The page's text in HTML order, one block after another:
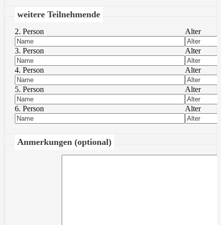
weitere Teilnehmende
2. Person Alter
3. Person Alter
4. Person Alter
5. Person Alter
6. Person Alter
Anmerkungen (optional)